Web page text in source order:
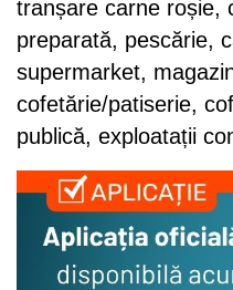
tranșare carne roșie,
preparată, pescărie,
supermarket,
cofetărie/patiserie,
publică, exploatații